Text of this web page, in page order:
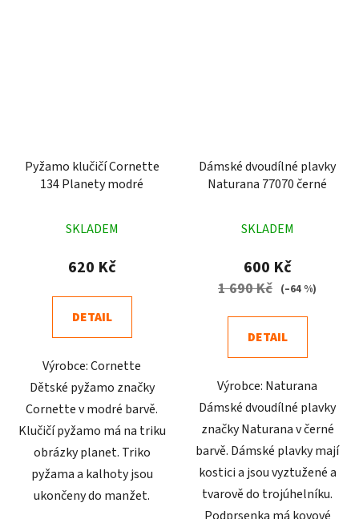
Pyžamo klučičí Cornette
134 Planety modré
hodnocení
produktu
4,9
z
hvězdiček.
SKLADEM
620 Kč
DETAIL
Výrobce: Cornette
Dětské pyžamo značky
Cornette v modré barvě.
Klučičí pyžamo má na triku
obrázky planet. Triko
pyžama a kalhoty jsou
ukončeny do manžet.
Dámské dvoudílné plavky
Naturana 77070 černé
hodnocení
produktu
je
5
SKLADEM
600 Kč
1 690 Kč (–64 %)
DETAIL
Výrobce: Naturana
Dámské dvoudílné plavky
značky Naturana v černé
barvě. Dámské plavky mají
kostici a jsou vyztužené a
tvarově do trojúhelníku.